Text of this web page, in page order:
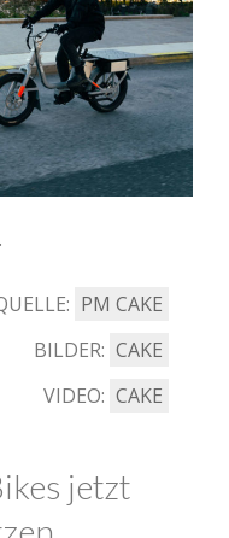
.
PM CAKE
BILDER: CAKE
VIDEO: CAKE
jetzt